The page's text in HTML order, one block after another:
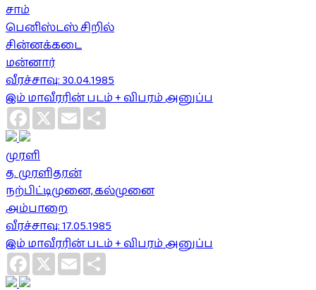
சாம்
பெனிஸ்டஸ் சிறில்
சின்னக்கடை
மன்னார்
வீரச்சாவு: 30.04.1985
இம் மாவீரரின் படம் + விபரம் அனுப்ப
Facebook
X Email
முரளி
த. முரளிதரன்
நற்பிட்டிமுனை, கல்முனை
அம்பாறை
வீரச்சாவு: 17.05.1985
இம் மாவீரரின் படம் + விபரம் அனுப்ப
Facebook
X Email